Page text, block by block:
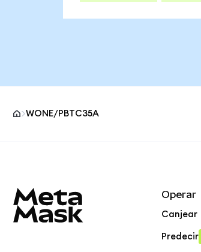
WONE/PBTC35A
Operar
Canjear
Predecir